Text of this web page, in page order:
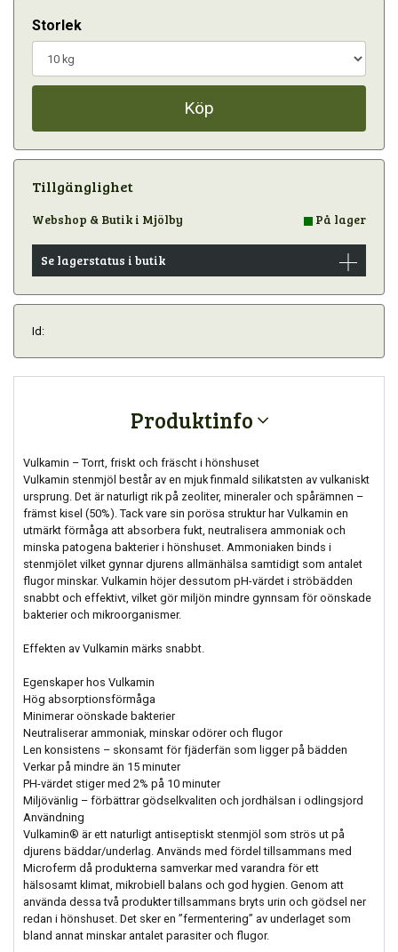
Storlek
Köp
Tillgänglighet
Webshop & Butik i Mjölby På lager
Se lagerstatus i butik
Id:
Produktinfo
Vulkamin – Torrt, friskt och fräscht i hönshuset
Vulkamin stenmjöl består av en mjuk finmald silikatsten av vulkaniskt
ursprung. Det är naturligt rik på zeoliter, mineraler och spårämnen –
främst kisel (50%). Tack vare sin porösa struktur har Vulkamin en
utmärkt förmåga att absorbera fukt, neutralisera ammoniak och
minska patogena bakterier i hönshuset. Ammoniaken binds i
stenmjölet vilket gynnar djurens allmänhälsa samtidigt som antalet
flugor minskar. Vulkamin höjer dessutom pH-värdet i ströbädden
snabbt och effektivt, vilket gör miljön mindre gynnsam för oönskade
bakterier och mikroorganismer.
Effekten av Vulkamin märks snabbt.
Egenskaper hos Vulkamin
Hög absorptionsförmåga
Minimerar oönskade bakterier
Neutraliserar ammoniak, minskar odörer och flugor
Len konsistens – skonsamt för fjäderfän som ligger på bädden
Verkar på mindre än 15 minuter
PH-värdet stiger med 2% på 10 minuter
Miljövänlig – förbättrar gödselkvaliten och jordhälsan i odlingsjord
Användning
Vulkamin® är ett naturligt antiseptiskt stenmjöl som strös ut på
djurens bäddar/underlag. Används med fördel tillsammans med
Microferm då produkterna samverkar med varandra för ett
hälsosamt klimat, mikrobiell balans och god hygien. Genom att
använda dessa två produkter tillsammans bryts urin och gödsel ner
redan i hönshuset. Det sker en ”fermentering” av underlaget som
bland annat minskar antalet parasiter och flugor.